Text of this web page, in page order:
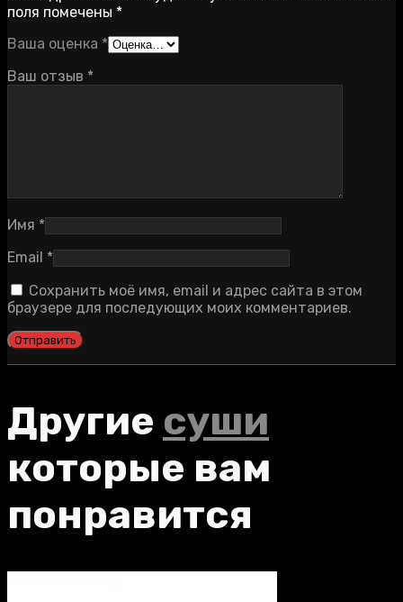
поля помечены *
Ваша оценка *
Ваш отзыв *
Имя *
Email *
Сохранить моё имя, email и адрес сайта в этом
браузере для последующих моих комментариев.
Другие суши
которые вам
понравится